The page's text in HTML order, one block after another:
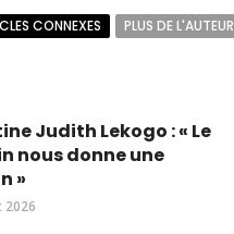
CONNEXES PLUS DE L'AUTEUR
Judith Lekogo : « Le
nous donne une
»
2026